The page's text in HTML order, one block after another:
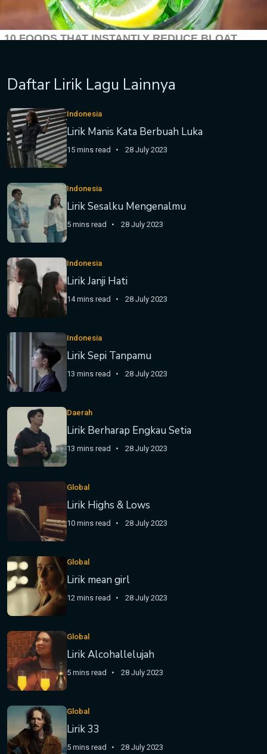
Daftar Lirik Lagu Lainnya
Indonesia
Lirik Manis Kata Berbuah Luka
15 mins read 28 July 2023
Indonesia
Lirik Sesalku Mengenalmu
5 mins read 28 July 2023
Indonesia
Lirik Janji Hati
14 mins read 28 July 2023
Indonesia
Lirik Sepi Tanpamu
13 mins read 28 July 2023
Daerah
Lirik Berharap Engkau Setia
13 mins read 28 July 2023
Global
Lirik Highs & Lows
10 mins read 28 July 2023
Global
Lirik mean girl
12 mins read 28 July 2023
Global
Lirik Alcohallelujah
5 mins read 28 July 2023
Global
Lirik 33
5 mins read 28 July 2023